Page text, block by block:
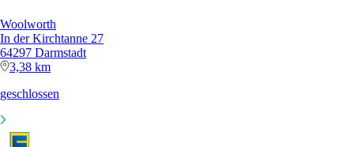
Woolworth
In der Kirchtanne 27
64297 Darmstadt
3,38 km
geschlossen